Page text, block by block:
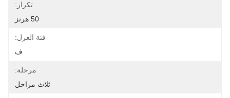
تكرار:
50 هرتز
فئة العزل:
ف
مرحلة:
ثلاث مراحل